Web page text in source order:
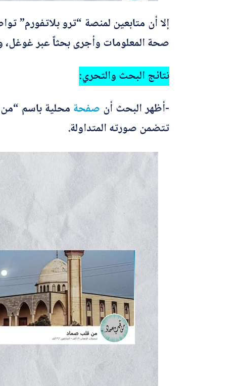
إلا أن متابعين لمنصة “ترو
صحة المعلومات وأجرى بحثاً عبر غوغل،
نتائج البحث والتحري:
-أظهر البحث أن صفحة محلية باسم
تتضمن صورته المتداولة.